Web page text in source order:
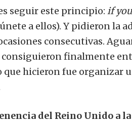
seguir este principio: if
a ellos). Y pidieron la
consecutivas.
consiguieron finalmente
que hicieron fue organizar
del Reino Unido a la